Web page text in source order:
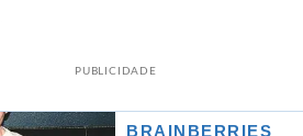
PUBLICIDADE